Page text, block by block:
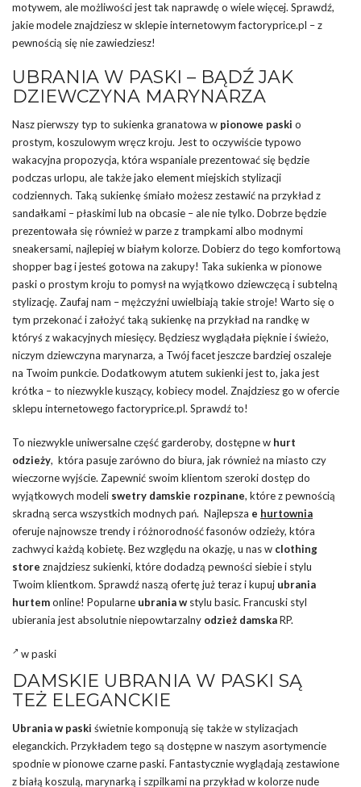
motywem, ale możliwości jest tak naprawdę o wiele więcej. Sprawdź,
jakie modele znajdziesz w sklepie internetowym factoryprice.pl – z
pewnością się nie zawiedziesz!
UBRANIA W PASKI – BĄDŹ JAK
DZIEWCZYNA MARYNARZA
Nasz pierwszy typ to sukienka granatowa w pionowe paski o
prostym, koszulowym wręcz kroju. Jest to oczywiście typowo
wakacyjna propozycja, która wspaniale prezentować się będzie
podczas urlopu, ale także jako element miejskich stylizacji
codziennych. Taką sukienkę śmiało możesz zestawić na przykład z
sandałkami – płaskimi lub na obcasie – ale nie tylko. Dobrze będzie
prezentowała się również w parze z trampkami albo modnymi
sneakersami, najlepiej w białym kolorze. Dobierz do tego komfortową
shopper bag i jesteś gotowa na zakupy! Taka sukienka w pionowe
paski o prostym kroju to pomysł na wyjątkowo dziewczęcą i subtelną
stylizację. Zaufaj nam – mężczyźni uwielbiają takie stroje! Warto się o
tym przekonać i założyć taką sukienkę na przykład na randkę w
któryś z wakacyjnych miesięcy. Będziesz wyglądała pięknie i świeżo,
niczym dziewczyna marynarza, a Twój facet jeszcze bardziej oszaleje
na Twoim punkcie. Dodatkowym atutem sukienki jest to, jaka jest
krótka – to niezwykle kuszący, kobiecy model. Znajdziesz go w ofercie
sklepu internetowego factoryprice.pl. Sprawdź to!
To niezwykle uniwersalne część garderoby, dostępne w hurt
odzieży, która pasuje zarówno do biura, jak również na miasto czy
wieczorne wyjście. Zapewnić swoim klientom szeroki dostęp do
wyjątkowych modeli swetry damskie rozpinane, które z pewnością
skradną serca wszystkich modnych pań. Najlepsza e hurtownia
oferuje najnowsze trendy i różnorodność fasonów odzieży, która
zachwyci każdą kobietę. Bez względu na okazję, u nas w clothing
store znajdziesz sukienki, które dodadzą pewności siebie i stylu
Twoim klientkom. Sprawdź naszą ofertę już teraz i kupuj ubrania
hurtemonline! Popularne ubrania w stylu basic. Francuski styl
ubierania jest absolutnie niepowtarzalny odzież damskaRP.
w paski
DAMSKIE UBRANIA W PASKI SĄ
TEŻ ELEGANCKIE
Ubrania w paski świetnie komponują się także w stylizacjach
eleganckich. Przykładem tego są dostępne w naszym asortymencie
spodnie w pionowe czarne paski. Fantastycznie wyglądają zestawione
z białą koszulą, marynarką i szpilkami na przykład w kolorze nude